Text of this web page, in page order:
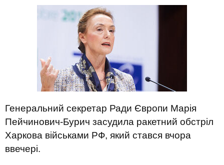
Генеральний секретар Ради Європи Марія
Пейчинович-Бурич засудила ракетний обстріл
Харкова військами РФ, який стався вчора
ввечері.